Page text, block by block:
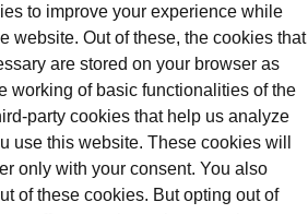
to improve your experience while
website. Out of these, the cookies that
are stored on your browser as
working of basic functionalities of the
party cookies that help us analyze
use this website. These cookies will
only with your consent. You also
of these cookies. But opting out of